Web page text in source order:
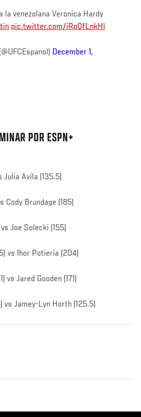
la venezolana Veronica Hardy
pic.twitter.com/iRp0fLnkHl
December 1,
POR ESPN+
Julia Avila (135.5)
Cody Brundage (185)
Joe Solecki (155)
vs Ihor Potieria (204)
vs Jared Gooden (171)
vs Jamey-Lyn Horth (125.5)